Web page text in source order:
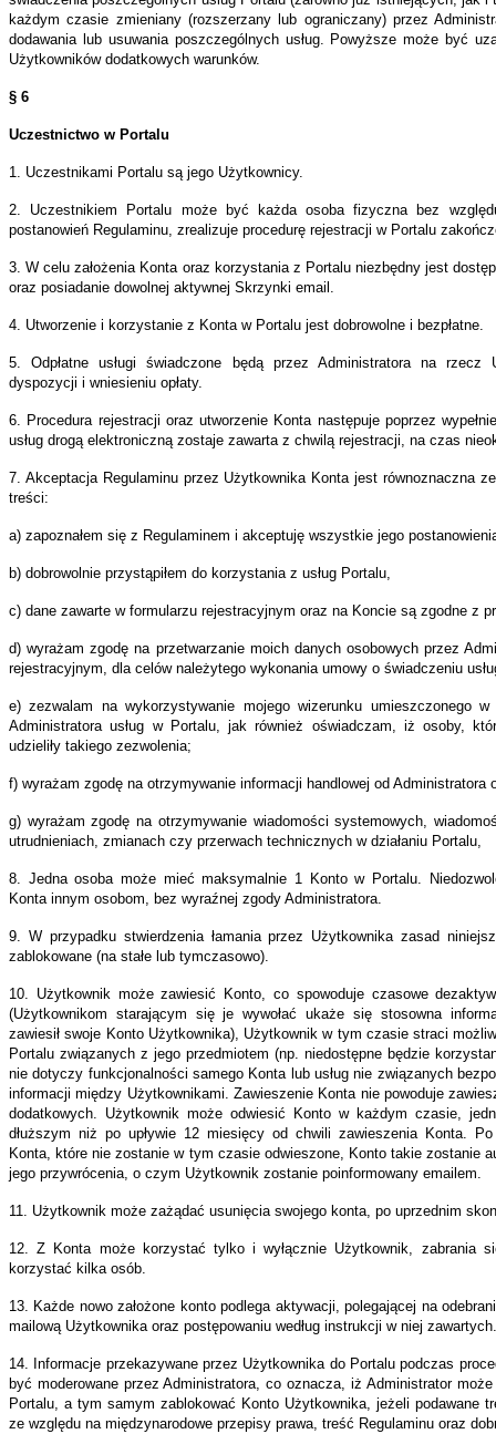
każdym czasie zmieniany (rozszerzany lub ograniczany) przez
dodawania lub usuwania poszczególnych usług. Powyższe może być
Użytkowników dodatkowych warunków.
§ 6
Uczestnictwo w Portalu
1. Uczestnikami Portalu są jego Użytkownicy.
2. Uczestnikiem Portalu może być każda osoba fizyczna bez
postanowień Regulaminu, zrealizuje procedurę rejestracji w Portalu
3. W celu założenia Konta oraz korzystania z Portalu niezbędny jest
oraz posiadanie dowolnej aktywnej Skrzynki email.
4. Utworzenie i korzystanie z Konta w Portalu jest dobrowolne i bezpłatne.
5. Odpłatne usługi świadczone będą przez Administratora na rzecz
dyspozycji i wniesieniu opłaty.
6. Procedura rejestracji oraz utworzenie Konta następuje poprzez
usług drogą elektroniczną zostaje zawarta z chwilą rejestracji, na czas
7. Akceptacja Regulaminu przez Użytkownika Konta jest równoznaczna
treści:
a) zapoznałem się z Regulaminem i akceptuję wszystkie jego
b) dobrowolnie przystąpiłem do korzystania z usług Portalu,
c) dane zawarte w formularzu rejestracyjnym oraz na Koncie są zgodne z
d) wyrażam zgodę na przetwarzanie moich danych osobowych przez
rejestracyjnym, dla celów należytego wykonania umowy o świadczeniu
e) zezwalam na wykorzystywanie mojego wizerunku umieszczonego
Administratora usług w Portalu, jak również oświadczam, iż osoby,
udzieliły takiego zezwolenia;
f) wyrażam zgodę na otrzymywanie informacji handlowej od Administratora
g) wyrażam zgodę na otrzymywanie wiadomości systemowych,
utrudnieniach, zmianach czy przerwach technicznych w działaniu Portalu,
8. Jedna osoba może mieć maksymalnie 1 Konto w Portalu.
Konta innym osobom, bez wyraźnej zgody Administratora.
9. W przypadku stwierdzenia łamania przez Użytkownika zasad
zablokowane (na stałe lub tymczasowo).
10. Użytkownik może zawiesić Konto, co spowoduje czasowe
(Użytkownikom starającym się je wywołać ukaże się stosowna
zawiesił swoje Konto Użytkownika), Użytkownik w tym czasie straci
Portalu związanych z jego przedmiotem (np. niedostępne będzie
nie dotyczy funkcjonalności samego Konta lub usług nie związanych
informacji między Użytkownikami. Zawieszenie Konta nie powoduje
dodatkowych. Użytkownik może odwiesić Konto w każdym czasie,
dłuższym niż po upływie 12 miesięcy od chwili zawieszenia Konta.
Konta, które nie zostanie w tym czasie odwieszone, Konto takie zostanie
jego przywrócenia, o czym Użytkownik zostanie poinformowany emailem.
11. Użytkownik może zażądać usunięcia swojego konta, po uprzednim
12. Z Konta może korzystać tylko i wyłącznie Użytkownik, zabrania
korzystać kilka osób.
13. Każde nowo założone konto podlega aktywacji, polegającej na
mailową Użytkownika oraz postępowaniu według instrukcji w niej zawartych.
14. Informacje przekazywane przez Użytkownika do Portalu podczas
być moderowane przez Administratora, co oznacza, iż Administrator
Portalu, a tym samym zablokować Konto Użytkownika, jeżeli podawane
ze względu na międzynarodowe przepisy prawa, treść Regulaminu oraz